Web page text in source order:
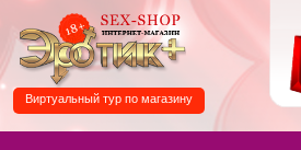
Виртуальный тур по магазину